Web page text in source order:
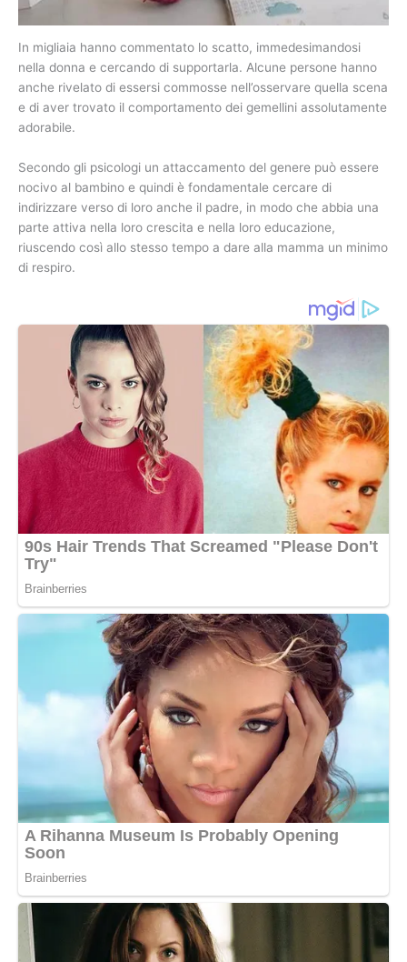
In migliaia hanno commentato lo scatto, immedesimandosi
nella donna e cercando di supportarla. Alcune persone hanno
anche rivelato di essersi commosse nell’osservare quella scena
e di aver trovato il comportamento dei gemellini assolutamente
adorabile.
Secondo gli psicologi un attaccamento del genere può essere
nocivo al bambino e quindi è fondamentale cercare di
indirizzare verso di loro anche il padre, in modo che abbia una
parte attiva nella loro crescita e nella loro educazione,
riuscendo così allo stesso tempo a dare alla mamma un minimo
di respiro.